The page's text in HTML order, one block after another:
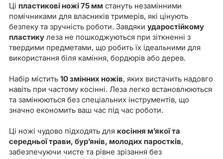
Ці пластикові ножі 75 ммстануть незамінними
помічниками для власників тримерів, які цінують
безпеку та зручність роботи. Завдяки ударостійкому
пластикулеза не пошкоджуються при зіткненні з
твердими предметами, що робить їх ідеальними для
використання біля каміння, бордюрів або дерев.
Набір містить 10 змінних ножів, яких вистачить надовго
навіть при частому косінні. Леза легко встановлюються
та замінюються без спеціальних інструментів, що
значно економить ваш час під час роботи.
Ці ножі чудово підходять для косіння м’якої та
середньої трави, бур’янів, молодих паростків,
забезпечуючи чисте та рівне зрізання без